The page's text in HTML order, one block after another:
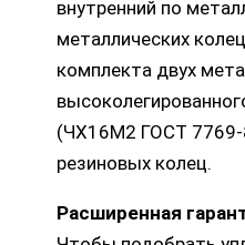
внутренний по
металлических
комплекта двух
(ЧХ16М2 ГОСТ 7769-
резиновых колец.
Расширенная